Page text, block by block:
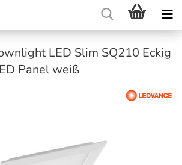
LED Slim SQ210 Eckig
Panel weiß